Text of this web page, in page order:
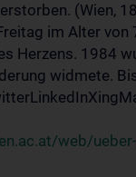
(Wien,
im Alter
Herzens. 1984
widmete.
web/